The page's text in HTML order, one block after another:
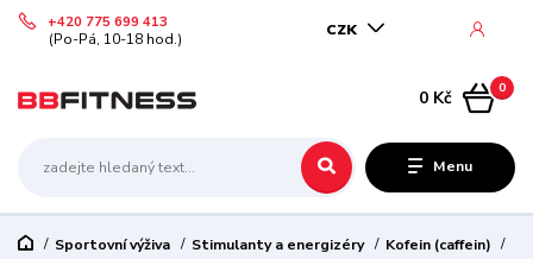
Menu
CZK
+420 775 699 413
(Po-Pá, 10-18 hod.)
0
0 Kč
Sportovní výživa Stimulanty a energizéry
Kofein (caffein)